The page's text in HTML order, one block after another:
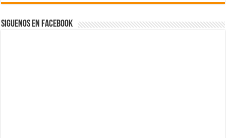
Siguenos en Facebook